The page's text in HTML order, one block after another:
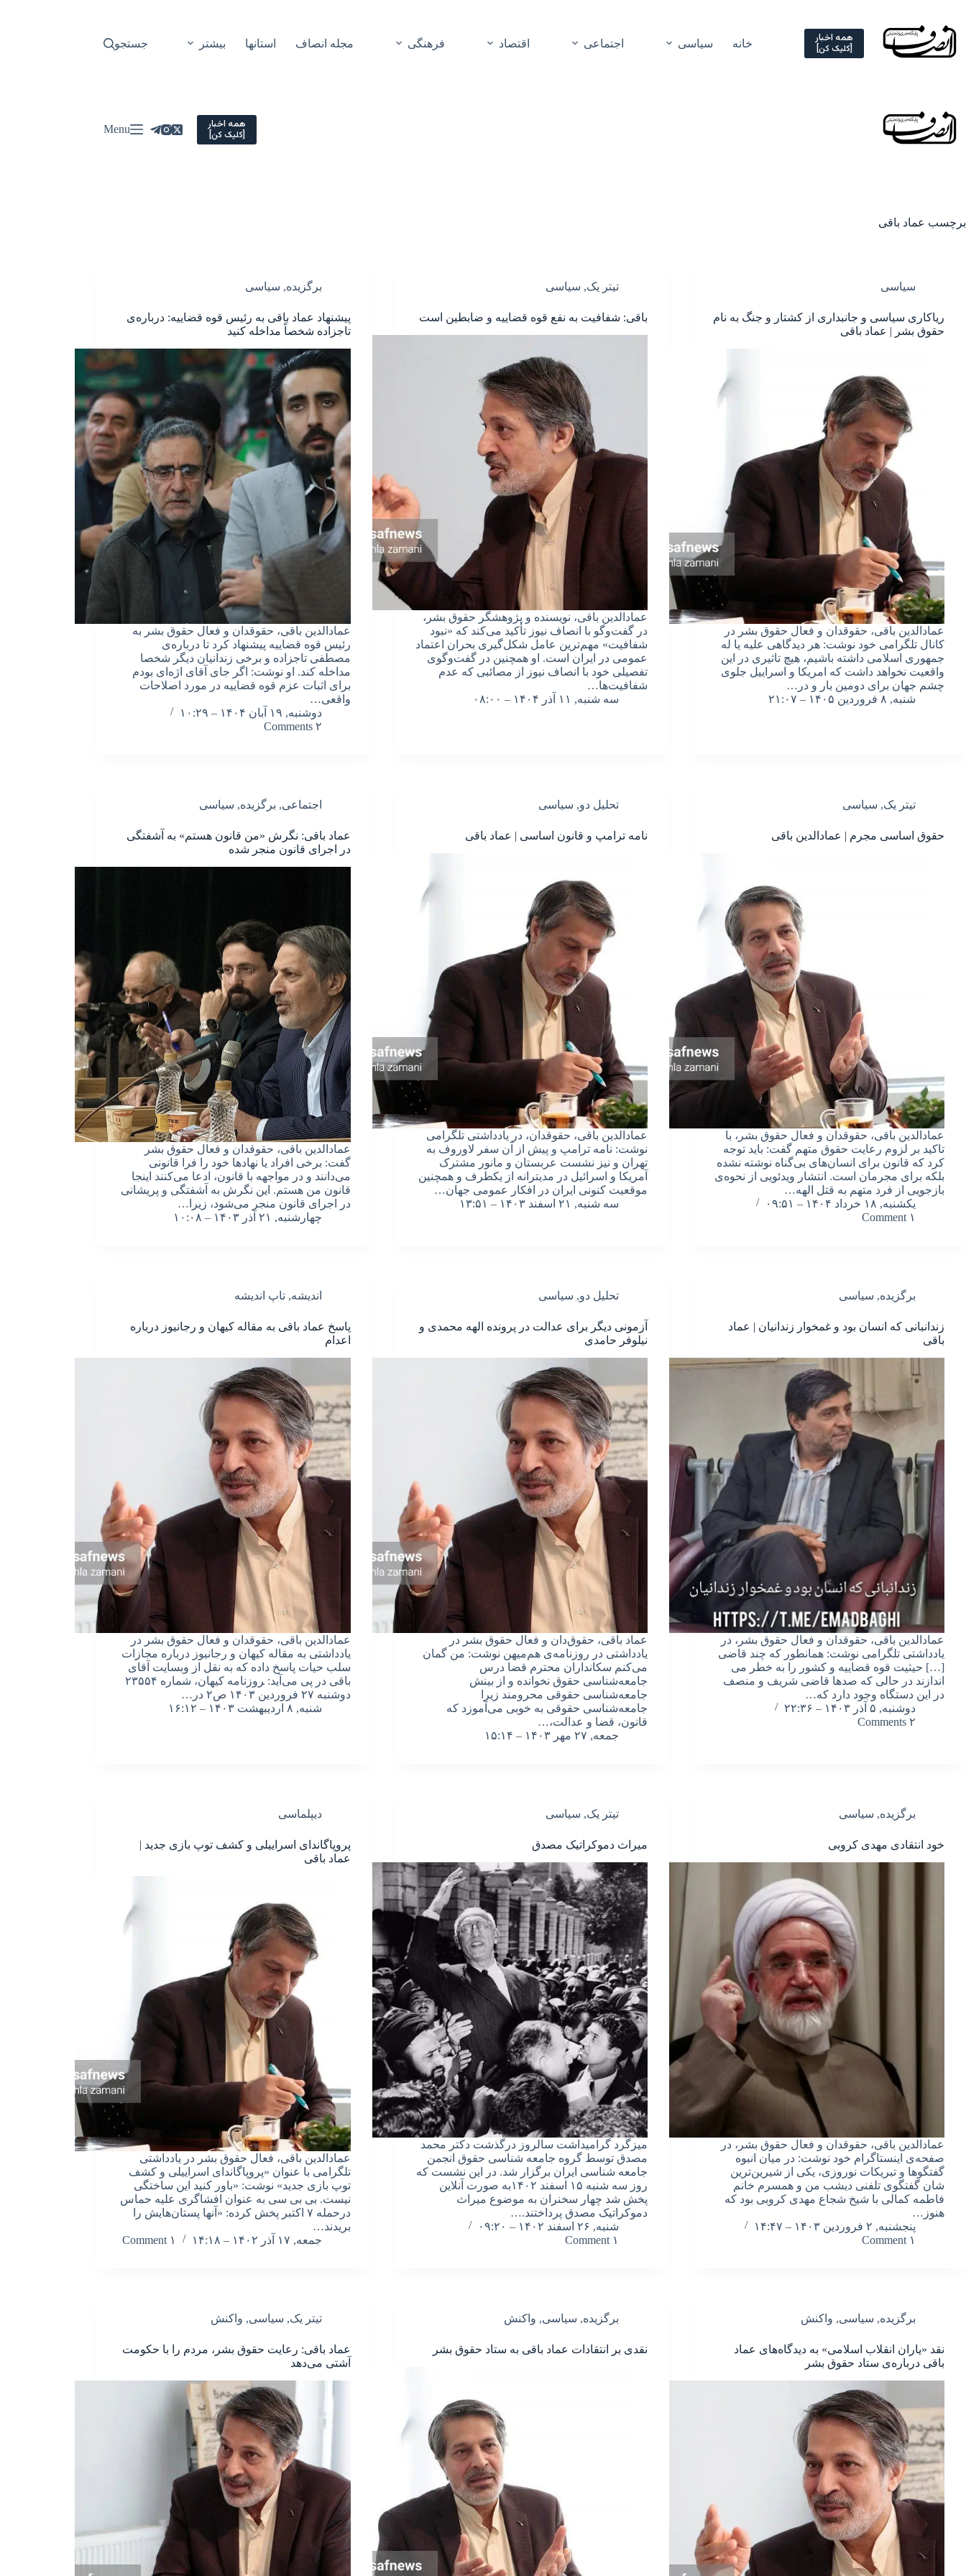
content
همه اخبار
[کلیک کن] خانه سیاسی اجتماعی اقتصاد فرهنگی مجله انصاف استانها بیشتر جستجو
همه اخبار
[کلیک کن] Menu
برچسب عماد باقی
سیاسی
ریاکاری سیاسی و جانبداری از کشتار و جنگ به نام
حقوق بشر | عماد باقی
عمادالدین باقی، حقوقدان و فعال حقوق بشر در
کانال تلگرامی خود نوشت: هر دیدگاهی علیه یا له
جمهوری اسلامی داشته باشیم، هیچ تاثیری در این
واقعیت نخواهد داشت که امریکا و اسراییل جلوی
چشم جهان برای دومین بار و در…
شنبه, ۸ فروردین ۱۴۰۵ – ۲۱:۰۷
تیتر یک, سیاسی
باقی: شفافیت به نفع قوه قضاییه و ضابطین است
عمادالدین باقی، نویسنده و پژوهشگر حقوق بشر،
در گفت‌وگو با انصاف نیوز تأکید می‌کند که «نبود
شفافیت» مهم‌ترین عامل شکل‌گیری بحران اعتماد
عمومی در ایران است. او همچنین در گفت‌وگوی
تفصیلی خود با انصاف نیوز از مصائبی که عدم
شفافیت‌ها…
سه شنبه, ۱۱ آذر ۱۴۰۴ – ۰۸:۰۰
برگزیده, سیاسی
پیشنهاد عماد باقی به رئیس قوه قضاییه: درباره‌ی
تاجزاده شخصاً مداخله کنید
عمادالدین باقی، حقوقدان و فعال حقوق بشر به
رئیس قوه قضاییه پیشنهاد کرد تا درباره‌ی
مصطفی تاجزاده و برخی زندانیان دیگر شخصا
مداخله کند. او نوشت: اگر جای آقای اژه‌ای بودم
برای اثبات عزم قوه قضاییه در مورد اصلاحات
واقعی…
دوشنبه, ۱۹ آبان ۱۴۰۴ – ۱۰:۲۹
۲ Comments
تیتر یک, سیاسی
حقوق اساسی مجرم | عمادالدین باقی
عمادالدین باقی، حقوقدان و فعال حقوق بشر، با
تاکید بر لزوم رعایت حقوق متهم گفت: باید توجه
کرد که قانون برای انسان‌های بی‌گناه نوشته نشده
بلکه برای مجرمان است. انتشار ویدئویی از نحوه‌ی
بازجویی از فرد متهم به قتل الهه…
یکشنبه, ۱۸ خرداد ۱۴۰۴ – ۰۹:۵۱
۱ Comment
تحلیل دو, سیاسی
نامه ترامپ و قانون اساسی | عماد باقی
عمادالدین باقی، حقوقدان، در یادداشتی تلگرامی
نوشت: نامه ترامپ و پیش از آن سفر لاوروف به
تهران و نیز نشست عربستان و مانور مشترک
آمریکا و اسرائیل در مدیترانه از یکطرف و همچنین
موقعیت کنونی ایران در افکار عمومی جهان…
سه شنبه, ۲۱ اسفند ۱۴۰۳ – ۱۳:۵۱
اجتماعی, برگزیده, سیاسی
عماد باقی: نگرش «من قانون هستم» به آشفتگی
در اجرای قانون منجر شده
عمادالدین باقی، حقوقدان و فعال حقوق بشر
گفت: برخی افراد یا نهادها خود را فرا‌ قانونی
می‌دانند و در مواجهه با قانون، ادعا می‌کنند اینجا
قانون من هستم. این نگرش به آشفتگی و پریشانی
در اجرای قانون منجر می‌شود، زیرا…
چهارشنبه, ۲۱ آذر ۱۴۰۳ – ۱۰:۰۸
برگزیده, سیاسی
زندانبانی که انسان بود و غمخوار زندانیان | عماد
باقی
عمادالدین باقی، حقوقدان و فعال حقوق بشر، در
یادداشتی تلگرامی نوشت: همانطور که چند قاضی
[…] حیثیت قوه قضاییه و کشور را به خطر می
اندازند در حالی که صدها قاضی شریف و منصف
در این دستگاه وجود دارد که…
دوشنبه, ۵ آذر ۱۴۰۳ – ۲۲:۳۶
۲ Comments
تحلیل دو, سیاسی
آزمونی دیگر برای عدالت در پرونده الهه محمدی و
نیلوفر حامدی
عماد باقی، حقوق‌دان و فعال حقوق بشر در
یادداشتی در روزنامه‌ی هم‌میهن نوشت: من گمان
می‌کنم سکانداران محترم قضا درس
جامعه‌شناسی حقوق نخوانده و از بینش
جامعه‌شناسی حقوقی محرومند زیرا
جامعه‌شناسی حقوقی به خوبی می‌آموزد که
قانون، قضا و عدالت،…
جمعه, ۲۷ مهر ۱۴۰۳ – ۱۵:۱۴
اندیشه,تاپ اندیشه
پاسخ عماد باقی به مقاله کیهان و رجانیوز درباره
اعدام
عمادالدین باقی، حقوقدان و فعال حقوق بشر در
یادداشتی به مقاله کیهان و رجانیوز درباره مجازات
سلب حیات پاسخ داده که به نقل از وبسایت آقای
باقی در پی می‌آید: ‍روزنامه کیهان، شماره ۲۳۵۵۴
دوشنبه ۲۷ فروردین ۱۴۰۳ ص۲ در…
شنبه, ۸ اردیبهشت ۱۴۰۳ – ۱۶:۱۲
برگزیده, سیاسی
خود انتقادی مهدی کروبی
عمادالدین باقی، حقوقدان و فعال حقوق بشر، در
صفحه‌ی اینستاگرام خود نوشت: در میان انبوه
گفتگوها و تبریکات نوروزی، یکی از شیرین‌ترین
شان گفتگوی تلفنی دیشب من و همسرم خانم
فاطمه کمالی با شیخ شجاع مهدی کروبی بود که
هنوز…
پنجشنبه, ۲ فروردین ۱۴۰۳ – ۱۴:۴۷
۱ Comment
تیتر یک, سیاسی
میراث دموکراتیک مصدق
میزگرد گرامیداشت سالروز درگذشت دکتر محمد
مصدق توسط گروه جامعه شناسی حقوق انجمن
جامعه شناسی ایران برگزار شد. در این نشست که
روز سه شنبه ۱۵ اسفند ۱۴۰۲به صورت آنلاین
پخش شد چهار سخنران به موضوع میراث
دموکراتیک مصدق پرداختند.…
شنبه, ۲۶ اسفند ۱۴۰۲ – ۰۹:۲۰
۱ Comment
دیپلماسی
پروپاگاندای اسراییلی و کشف توپ بازی جدید |
عماد باقی
عمادالدین باقی، فعال حقوق بشر در یادداشتی
تلگرامی با عنوان «پروپاگاندای اسراییلی و کشف
توپ بازی جدید» نوشت: «باور کنید این ساختگی
نیست. بی بی سی به عنوان افشاگری علیه حماس
درحمله ۷ اکتبر پخش کرده: «آنها پستان‌هایش را
بریدند…
جمعه, ۱۷ آذر ۱۴۰۲ – ۱۴:۱۸
۱ Comment
برگزیده, سیاسی, واکنش
نقد «یاران انقلاب اسلامی» به دیدگاه‌های عماد
باقی درباره‌ی ستاد حقوق بشر
برگزیده, سیاسی, واکنش
نقدی بر انتقادات عماد باقی به ستاد حقوق بشر
تیتر یک, سیاسی, واکنش
عماد باقی: رعایت حقوق بشر، مردم را با حکومت
آشتی می‌دهد